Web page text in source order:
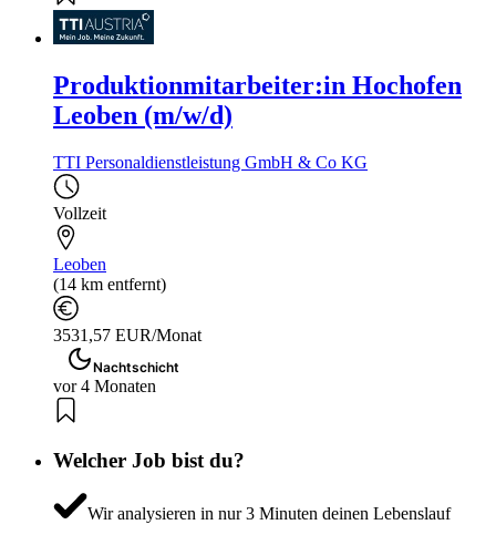
Produktionmitarbeiter:in Hochofen
Leoben (m/w/d)
TTI Personaldienstleistung GmbH & Co KG
Vollzeit
Leoben
(14 km entfernt)
3531,57 EUR/Monat
Nachtschicht
vor 4 Monaten
Welcher Job bist du?
Wir analysieren in nur 3 Minuten deinen Lebenslauf